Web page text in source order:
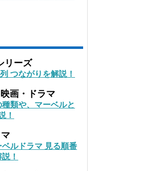
リーズ
つながりを解説！
画・ドラマ
類や、マーベルと
！
ルドラマ 見る順番
！